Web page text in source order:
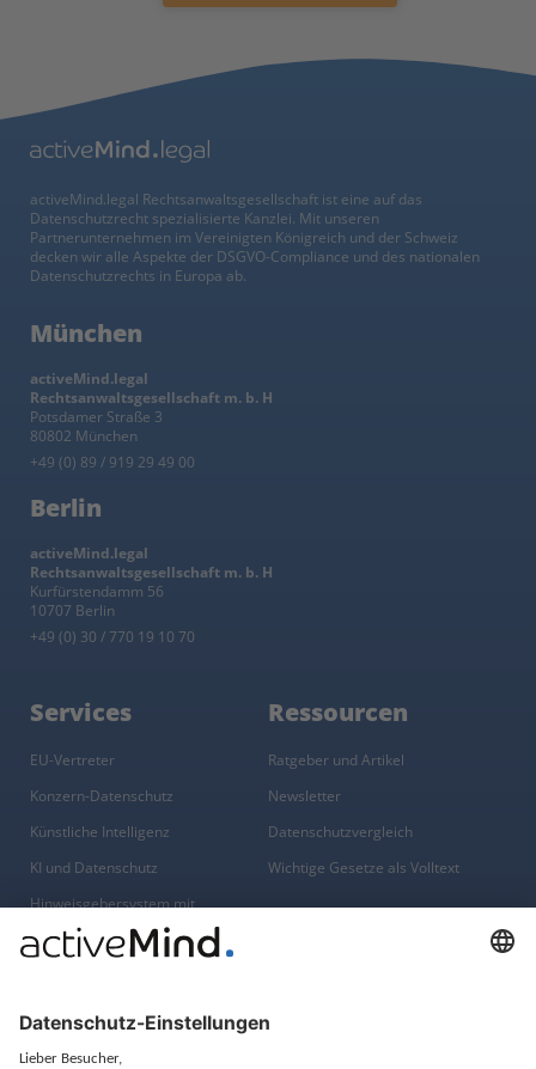
activeMind.legal Rechtsanwaltsgesellschaft ist eine auf das
Datenschutzrecht spezialisierte Kanzlei. Mit unseren
Partnerunternehmen im Vereinigten Königreich und der Schweiz
decken wir alle Aspekte der DSGVO-Compliance und des nationalen
Datenschutzrechts in Europa ab.
München
activeMind.legal
Rechtsanwaltsgesellschaft m. b. H
Potsdamer Straße 3
80802 München
+49 (0) 89 / 919 29 49 00
Berlin
activeMind.legal
Rechtsanwaltsgesellschaft m. b. H
Kurfürstendamm 56
10707 Berlin
+49 (0) 30 / 770 19 10 70
Services
EU-Vertreter
Konzern-Datenschutz
Künstliche Intelligenz
KI und Datenschutz
Hinweisgebersystem mit
Whistleblowing-Ombudsperson
Ressourcen
Ratgeber und Artikel
Newsletter
Datenschutzvergleich
Wichtige Gesetze als Volltext
Über uns
activeMind AG (Deutschland)